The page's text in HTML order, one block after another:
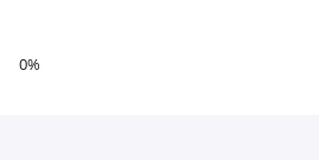
0%